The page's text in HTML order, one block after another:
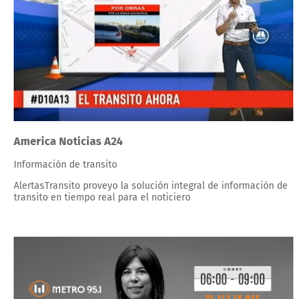
America Noticias A24
Información de transito
AlertasTransito proveyo la solución integral de información de
transito en tiempo real para el noticiero